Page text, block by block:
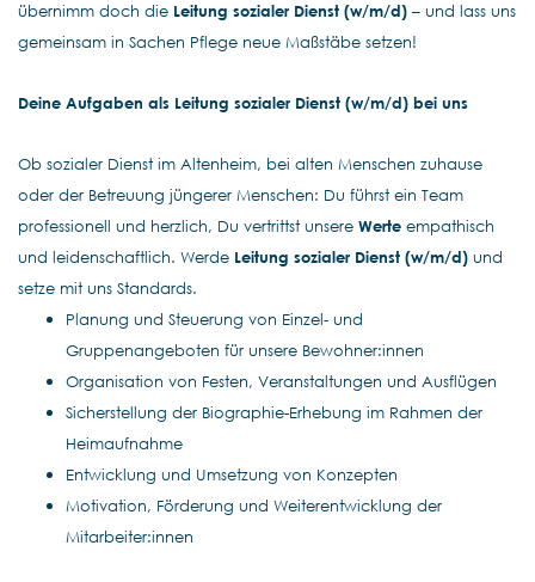
übernimm doch die Leitung sozialer Dienst (w/m/d) – und lass uns
gemeinsam in Sachen Pflege neue Maßstäbe setzen!
Deine Aufgaben als Leitung sozialer Dienst (w/m/d) bei uns
Ob sozialer Dienst im Altenheim, bei alten Menschen zuhause
oder der Betreuung jüngerer Menschen: Du führst ein Team
professionell und herzlich, Du vertrittst unsere Werte empathisch
und leidenschaftlich. Werde Leitung sozialer Dienst (w/m/d) und
setze mit uns Standards.
Planung und Steuerung von Einzel- und
Gruppenangeboten für unsere Bewohner:innen
Organisation von Festen, Veranstaltungen und Ausflügen
Sicherstellung der Biographie-Erhebung im Rahmen der
Heimaufnahme
Entwicklung und Umsetzung von Konzepten
Motivation, Förderung und Weiterentwicklung der
Mitarbeiter:innen